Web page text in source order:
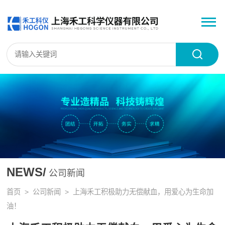
NEWS/ 公司新闻
首页 > 公司新闻
> 上海禾工积极助力无偿献血，用爱心为生命加
油！